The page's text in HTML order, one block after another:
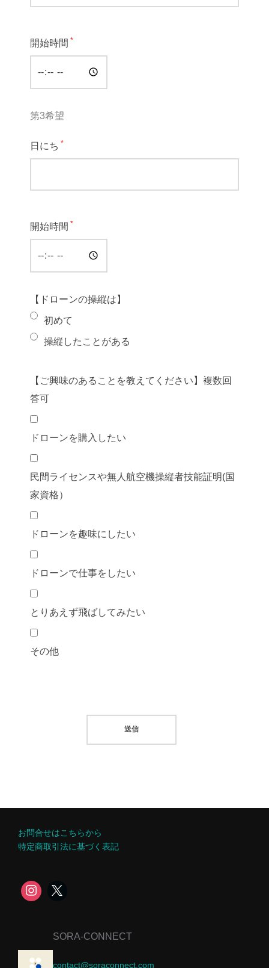
開始時間 *
第3希望
日にち *
開始時間 *
【ドローンの操縦は】
初めて
操縦したことがある
【ご興味のあることを教えてください】複数回
答可
ドローンを購入したい
民間ライセンスや無人航空機操縦者技能証明(国
家資格）
ドローンを趣味にしたい
ドローンで仕事をしたい
とりあえず飛ばしてみたい
その他
お問合せはこちらから
特定商取引法に基づく表記
SORA-CONNECT
contact@soraconnect.com